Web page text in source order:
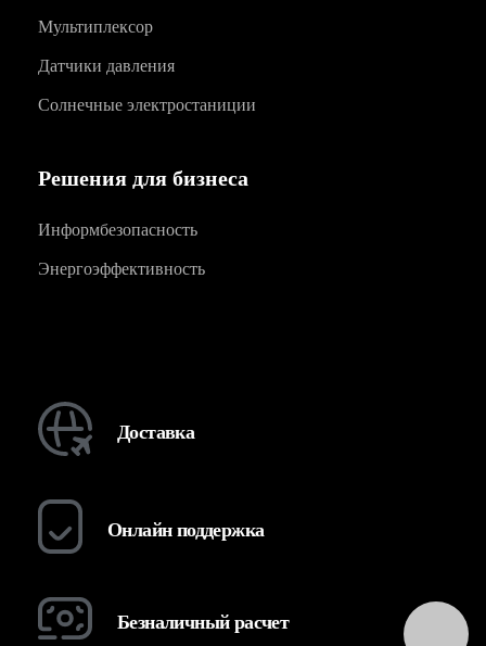
Мультиплексор
Датчики давления
Солнечные электростаниции
Решения для бизнеса
Информбезопасность
Энергоэффективность
Доставка
Онлайн поддержка
Безналичный расчет